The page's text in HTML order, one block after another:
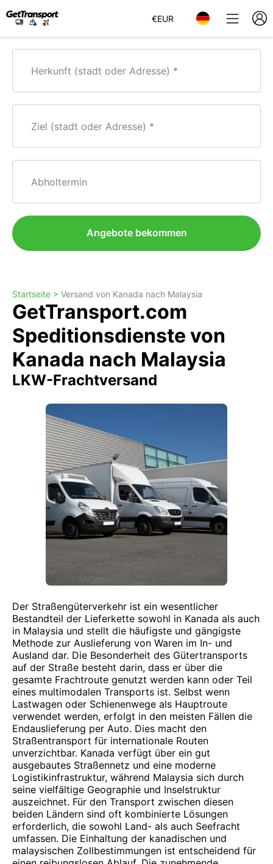
€EUR
Herkunft (stadt oder Adresse)
Ziel (stadt oder Adresse)
Abholtermin
Angebote bekommen
Startseite > Versand von Kanada nach Malaysia
GetTransport.com
Speditionsdienste von
Kanada nach Malaysia
LKW-Frachtversand
Der Straßengüterverkehr ist ein wesentlicher
Bestandteil der Lieferkette sowohl in Kanada als auch
in Malaysia und stellt die häufigste und gängigste
Methode zur Auslieferung von Waren im In- und
Ausland dar. Die Besonderheit des Gütertransports
auf der Straße besteht darin, dass er über die
gesamte Frachtroute genutzt werden kann oder Teil
eines multimodalen Transports ist. Selbst wenn
Lastwagen oder Schienenwege als Hauptroute
verwendet werden, erfolgt in den meisten Fällen die
Endauslieferung per Auto. Dies macht den
Straßentransport für internationale Routen
unverzichtbar. Kanada verfügt über ein gut
ausgebautes Straßennetz und eine moderne
Logistikinfrastruktur, während Malaysia sich durch
seine vielfältige Geographie und Inselstruktur
auszeichnet. Für den Transport zwischen diesen
beiden Ländern sind oft kombinierte Lösungen
erforderlich, die sowohl Land- als auch Seefracht
umfassen. Die Einhaltung der kanadischen und
malaysischen Zollbestimmungen ist entscheidend für